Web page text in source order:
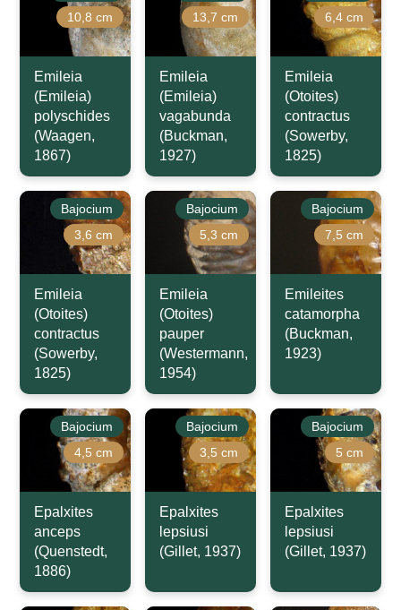
10,8 cm
Emileia
(Emileia)
polyschides
(Waagen,
1867)
13,7 cm
Emileia
(Emileia)
vagabunda
(Buckman,
1927)
6,4 cm
Emileia
(Otoites)
contractus
(Sowerby,
1825)
Bajocium
3,6 cm
Emileia
(Otoites)
contractus
(Sowerby,
1825)
Bajocium
5,3 cm
Emileia
(Otoites)
pauper
(Westermann,
1954)
Bajocium
7,5 cm
Emileites
catamorpha
(Buckman,
1923)
Bajocium
4,5 cm
Epalxites
anceps
(Quenstedt,
1886)
Bajocium
3,5 cm
Epalxites
lepsiusi
(Gillet, 1937)
Bajocium
5 cm
Epalxites
lepsiusi
(Gillet, 1937)